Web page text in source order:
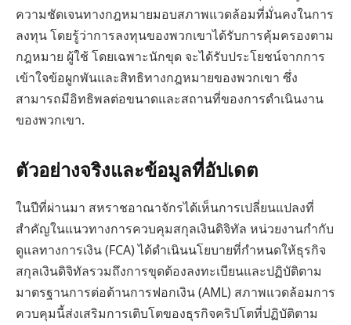
ความชัดเจนทางกฎหมายมอบสภาพแวดล้อมที่มั่นคงในการ
ลงทุน โดยรู้ว่าการลงทุนของพวกเขาได้รับการคุ้มครองตาม
กฎหมาย ผู้ใช้ โดยเฉพาะนักขุด จะได้รับประโยชน์จากการ
เข้าใจข้อผูกพันและสิทธิทางกฎหมายของพวกเขา ซึ่ง
สามารถมีอิทธิพลต่อขนาดและสถานที่ของการดำเนินงาน
ของพวกเขา.
ตัวอย่างจริงและข้อมูลที่อัปเดต
ในปีที่ผ่านมา สหราชอาณาจักรได้เห็นการเปลี่ยนแปลงที่
สำคัญในแนวทางการควบคุมสกุลเงินดิจิทัล หน่วยงานกำกับ
ดูแลทางการเงิน (FCA) ได้ดำเนินนโยบายที่กำหนดให้ธุรกิจ
สกุลเงินดิจิทัลรวมถึงการขุดต้องลงทะเบียนและปฏิบัติตาม
มาตรฐานการต่อต้านการฟอกเงิน (AML) สภาพแวดล้อมการ
ควบคุมนี้ส่งเสริมการเติบโตของธุรกิจคริปโตที่ปฏิบัติตาม